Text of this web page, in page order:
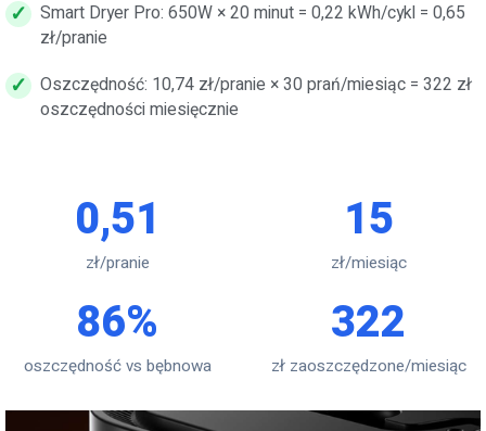
Smart Dryer Pro: 650W × 20 minut = 0,22 kWh/cykl = 0,65
zł/pranie
Oszczędność: 10,74 zł/pranie × 30 prań/miesiąc = 322 zł
oszczędności miesięcznie
0,51
zł/pranie
15
zł/miesiąc
86%
oszczędność vs bębnowa
322
zł zaoszczędzone/miesiąc